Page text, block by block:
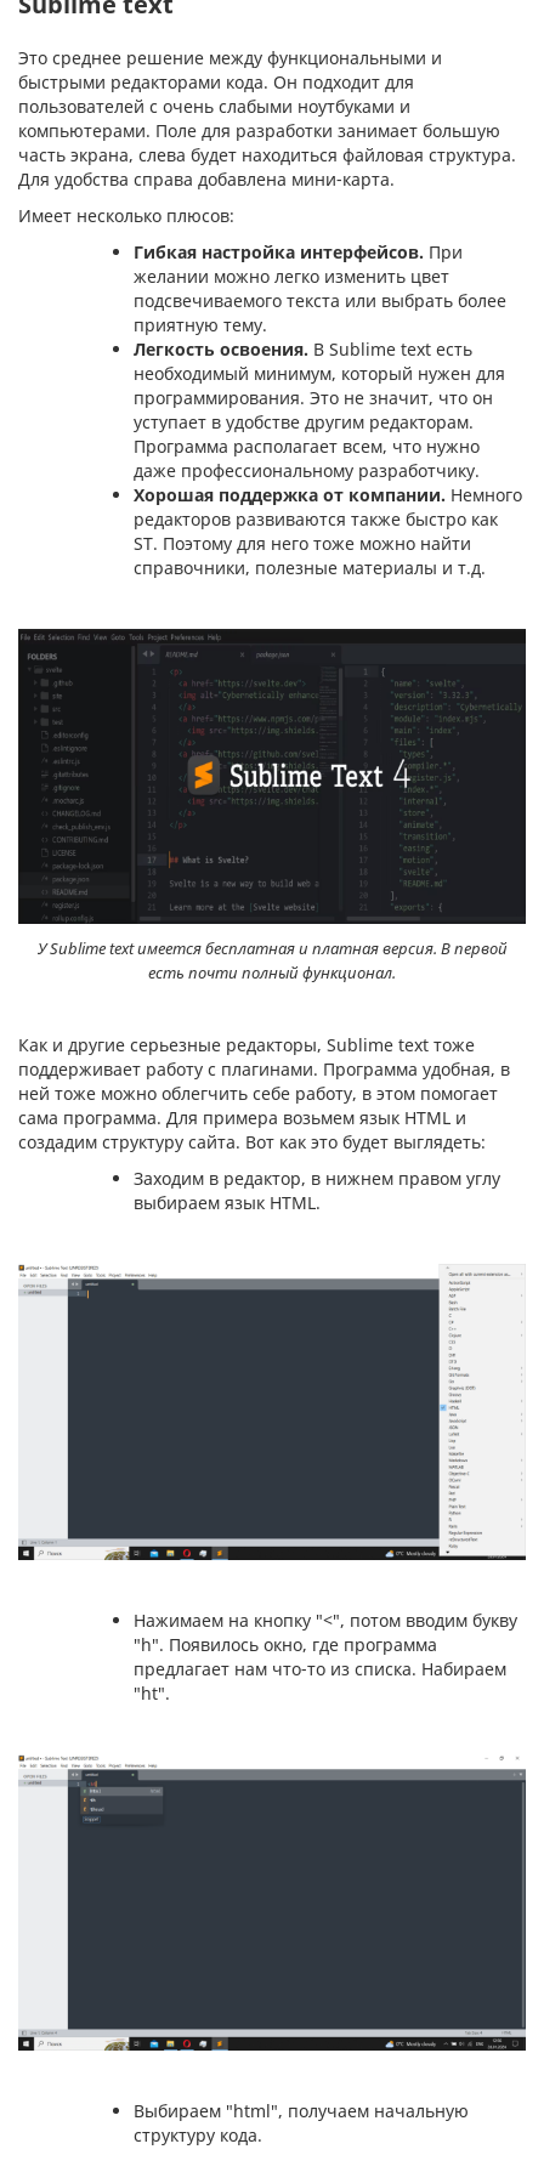
Это среднее решение между функциональными и
быстрыми редакторами кода. Он подходит для
пользователей с очень слабыми ноутбуками и
компьютерами. Поле для разработки занимает большую
часть экрана, слева будет находиться файловая структура.
Для удобства справа добавлена мини-карта.
Имеет несколько плюсов:
Гибкая настройка интерфейсов. При
желании можно легко изменить цвет
подсвечиваемого текста или выбрать более
приятную тему.
Легкость освоения. В Sublime text есть
необходимый минимум, который нужен для
программирования. Это не значит, что он
уступает в удобстве другим редакторам.
Программа располагает всем, что нужно
даже профессиональному разработчику.
Хорошая поддержка от компании. Немного
редакторов развиваются также быстро как
ST. Поэтому для него тоже можно найти
справочники, полезные материалы и т.д.
У Sublime text имеется бесплатная и платная версия. В первой
есть почти полный функционал.
Как и другие серьезные редакторы, Sublime text тоже
поддерживает работу с плагинами. Программа удобная, в
ней тоже можно облегчить себе работу, в этом помогает
сама программа. Для примера возьмем язык HTML и
создадим структуру сайта. Вот как это будет выглядеть:
Заходим в редактор, в нижнем правом углу
выбираем язык HTML.
Нажимаем на кнопку "<", потом вводим букву
"h". Появилось окно, где программа
предлагает нам что-то из списка. Набираем
"ht".
Выбираем "html", получаем начальную
структуру кода.